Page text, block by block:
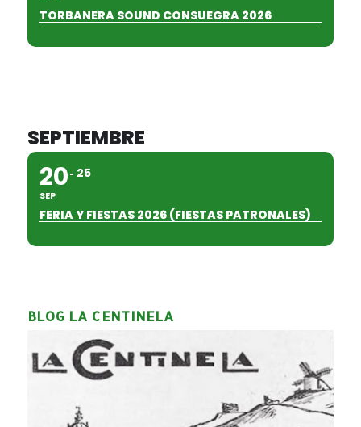
TORBANERA SOUND CONSUEGRA 2026
SEPTIEMBRE
20
SEP
25
FERIA Y FIESTAS 2026 (FIESTAS PATRONALES)
BLOG LA CENTINELA